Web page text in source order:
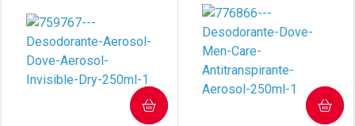
Laboratório
Por Menos Laboratório
Por Menos
COMPRAR COMPRAR